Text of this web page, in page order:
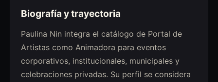
Biografía y trayectoria
Paulina Nin integra el catálogo de Portal de
Artistas como Animadora para eventos
corporativos, institucionales, municipales y
celebraciones privadas. Su perfil se considera